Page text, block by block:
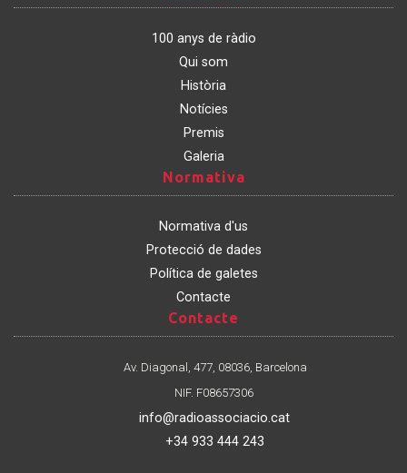
nos
100 anys de ràdio
Qui som
Història
Notícies
Premis
Galeria
Normativa
Normativa d'us
Protecció de dades
Política de galetes
Contacte
Contacte
Av. Diagonal, 477, 08036, Barcelona
NIF. F08657306
info@radioassociacio.cat
+34 933 444 243